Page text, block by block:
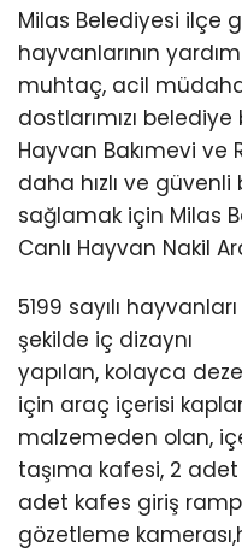
Milas Belediyesi ilçe
hayvanlarının
muhtaç, acil
dostlarımızı
Hayvan Bakımevi ve
daha hızlı ve
sağlamak için Milas
Canlı Hayvan Nakil
5199 sayılı
şekilde iç dizaynı
yapılan, kolayca
için araç içerisi
malzemeden olan,
taşıma kafesi, 2
adet kafes giriş
gözetleme